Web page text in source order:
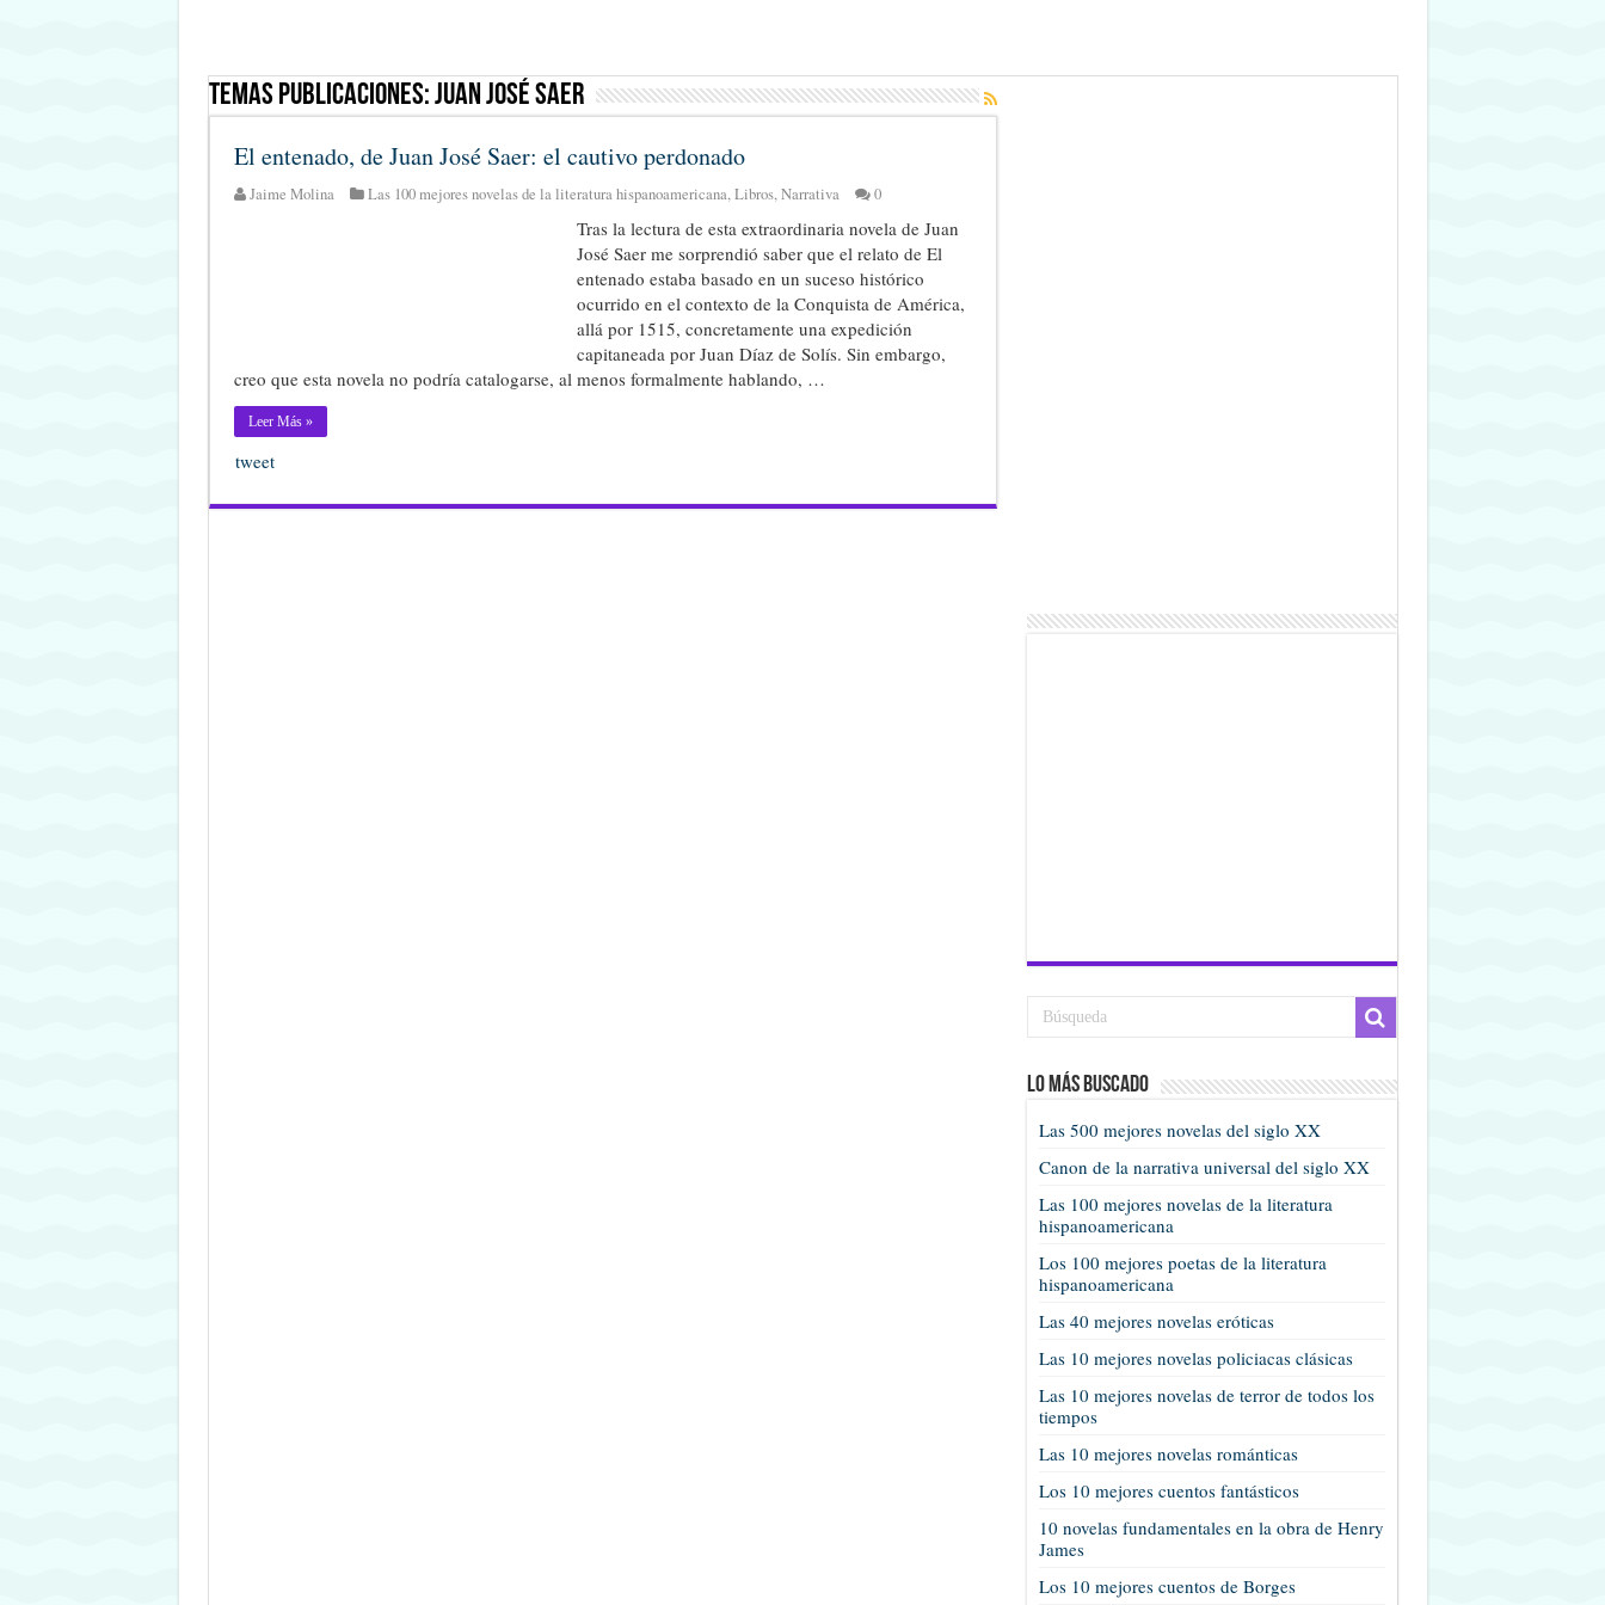
Temas Publicaciones:Juan José Saer
El entenado, de Juan José Saer: el cautivo perdonado
Jaime Molina Las 100 mejores novelas de la literatura hispanoamericana,Libros,Narrativa 0
Tras la lectura de esta extraordinaria novela de Juan
José Saer me sorprendió saber que el relato de El
entenado estaba basado en un suceso histórico
ocurrido en el contexto de la Conquista de América,
allá por 1515, concretamente una expedición
capitaneada por Juan Díaz de Solís. Sin embargo,
creo que esta novela no podría catalogarse, al menos formalmente hablando, …
Leer Más »
tweet
Lo más buscado
Las 500 mejores novelas del siglo XX
Canon de la narrativa universal del siglo XX
Las 100 mejores novelas de la literatura
hispanoamericana
Los 100 mejores poetas de la literatura
hispanoamericana
Las 40 mejores novelas eróticas
Las 10 mejores novelas policiacas clásicas
Las 10 mejores novelas de terror de todos los
tiempos
Las 10 mejores novelas románticas
Los 10 mejores cuentos fantásticos
10 novelas fundamentales en la obra de Henry
James
Los 10 mejores cuentos de Borges